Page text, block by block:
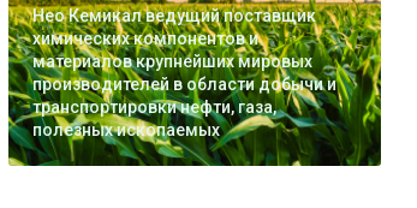
Нео Кемикал ведущий поставщик
химических компонентов и
материалов крупнейших мировых
производителей в области добычи и
транспортировки нефти, газа,
полезных ископаемых